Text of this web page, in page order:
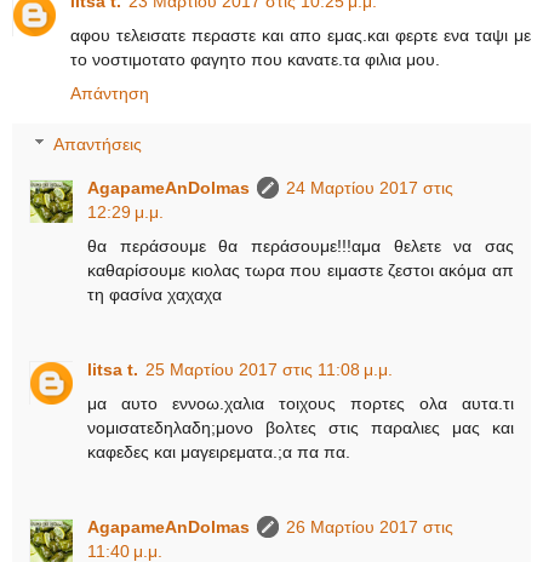
αφου τελεισατε περαστε και απο εμας.και φερτε ενα ταψι με
το νοστιμοτατο φαγητο που κανατε.τα φιλια μου.
Απάντηση
Απαντήσεις
AgapameAnDolmas
24 Μαρτίου 2017 στις
12:29 μ.μ.
θα περάσουμε θα περάσουμε!!!αμα θελετε να σας
καθαρίσουμε κιολας τωρα που ειμαστε ζεστοι ακόμα απ
τη φασίνα χαχαχα
litsa t. 25 Μαρτίου 2017 στις 11:08 μ.μ.
μα αυτο εννοω.χαλια τοιχους πορτες ολα αυτα.τι
νομισατεδηλαδη;μονο βολτες στις παραλιες μας και
καφεδες και μαγειρεματα.;α πα πα.
AgapameAnDolmas
26 Μαρτίου 2017 στις
11:40 μ.μ.